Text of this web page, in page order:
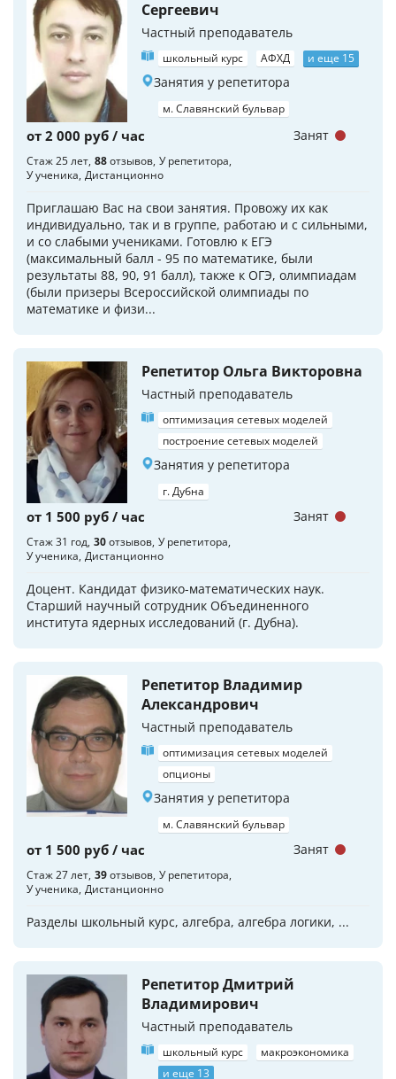
Сергеевич
Частный преподаватель
школьный курс АФХД и еще 15
Занятия у репетитора
м. Славянский бульвар
от 2 000 руб / час
Стаж 25 лет 88отзывов У репетитора
У ученика Дистанционно
Приглашаю Вас на свои занятия. Провожу их как
индивидуально, так и в группе, работаю и с сильными,
и со слабыми учениками. Готовлю к ЕГЭ
(максимальный балл - 95 по математике, были
результаты 88, 90, 91 балл), также к ОГЭ, олимпиадам
(были призеры Всероссийской олимпиады по
математике и физи...
Занят
Репетитор Ольга Викторовна
Частный преподаватель
оптимизация сетевых моделей
построение сетевых моделей
Занятия у репетитора
г. Дубна
от 1 500 руб / час
Стаж 31 год 30отзывов У репетитора
У ученика Дистанционно
Доцент. Кандидат физико-математических наук.
Старший научный сотрудник Объединенного
института ядерных исследований (г. Дубна).
Занят
Репетитор Владимир
Александрович
Частный преподаватель
оптимизация сетевых моделей
опционы
Занятия у репетитора
м. Славянский бульвар
от 1 500 руб / час
Стаж 27 лет 39отзывов У репетитора
У ученика Дистанционно
Разделы школьный курс, алгебра, алгебра логики, ...
Занят
Репетитор Дмитрий
Владимирович
Частный преподаватель
школьный курс
макроэкономика
и еще 13